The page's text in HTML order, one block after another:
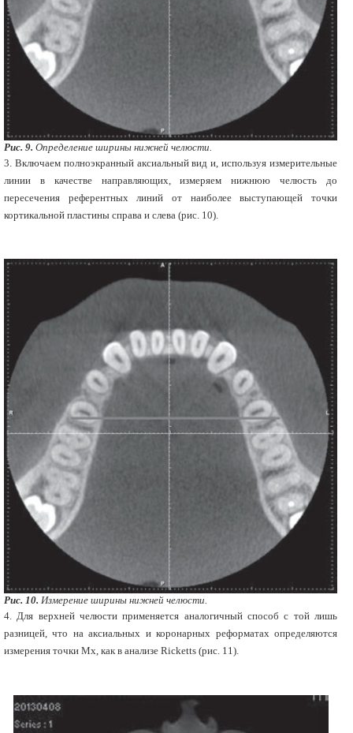
Рис. 9. Определение ширины нижней челюсти.
3. Включаем полноэкранный аксиальный вид и, используя измерительные
линии в качестве направляющих, измеряем нижнюю челюсть до
пересечения референтных линий от наиболее выступающей точки
кортикальной пластины справа и слева (рис. 10).
Рис. 10. Измерение ширины нижней челюсти.
4. Для верхней челюсти применяется аналогичный способ с той лишь
разницей, что на аксиальных и коронарных реформатах определяются
измерения точки Мх, как в анализе Ricketts (рис. 11).